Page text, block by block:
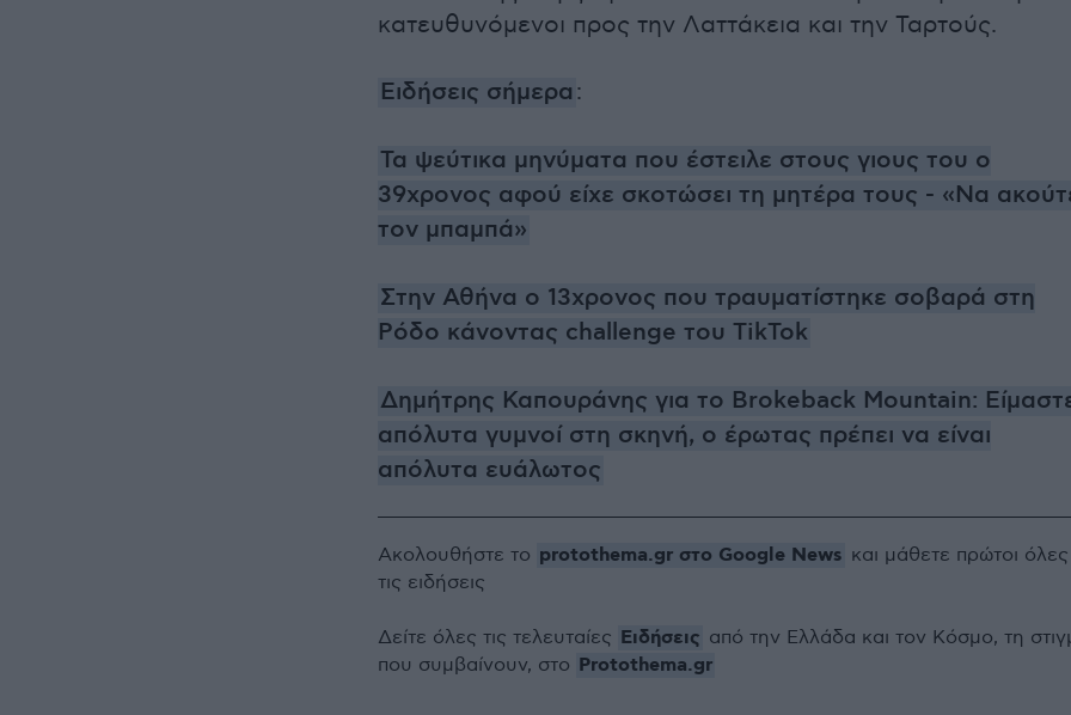
κατευθυνόμενοι προς την Λαττάκεια και την Ταρτούς.
Ειδήσεις σήμερα :
Τα ψεύτικα μηνύματα που έστειλε στους γιους του ο
39χρονος αφού είχε σκοτώσει τη μητέρα τους - «Να
τον μπαμπά»
Στην Αθήνα ο 13χρονος που τραυματίστηκε σοβαρά στη
Ρόδο κάνοντας challenge του TikTok
Δημήτρης Καπουράνης για το Brokeback Mountain:
απόλυτα γυμνοί στη σκηνή, ο έρωτας πρέπει να είναι
απόλυτα ευάλωτος
Ακολουθήστε το protothema.gr στο Google News και μάθετε πρώτοι όλες
τις ειδήσεις
Δείτε όλες τις τελευταίες Ειδήσεις από την Ελλάδα και τον Κόσμο, τη
που συμβαίνουν, στο Protothema.gr